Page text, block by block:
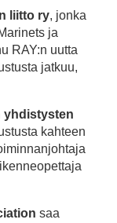
liitto ry, jonka
ja
RAY:n uutta
jatkuu,
yhdistysten
kahteen
saa